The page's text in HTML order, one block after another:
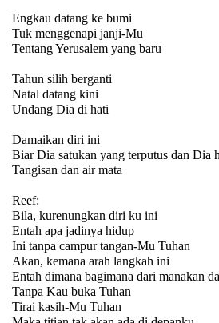
Engkau datang ke bumi
Tuk menggenapi janji-Mu
Tentang Yerusalem yang baru
Tahun silih berganti
Natal datang kini
Undang Dia di hati
Damaikan diri ini
Biar Dia satukan yang terputus dan Dia
Tangisan dan air mata
Reef:
Bila, kurenungkan diri ku ini
Entah apa jadinya hidup
Ini tanpa campur tangan-Mu Tuhan
Akan, kemana arah langkah ini
Entah dimana bagimana dari manakan
Tanpa Kau buka Tuhan
Tirai kasih-Mu Tuhan